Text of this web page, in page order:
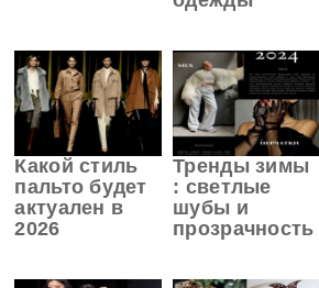
Какой стиль
пальто будет
актуален в
2026
Тренды зимы
: светлые
шубы и
прозрачность